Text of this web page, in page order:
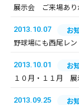
展示会 ご来場あり
2013.10.07
お
野球場にも西尾レン
2013.10.01
お
１０月・１１月 展
2013.09.25
お